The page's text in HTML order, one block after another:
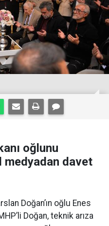
oğlunu
medyadan davet
Doğan’ın oğlu Enes
Doğan, teknik arıza